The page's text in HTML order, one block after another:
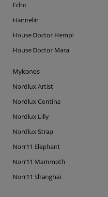
Echo
Hannelin
House Doctor Hempi
House Doctor Mara
Mykonos
Nordlux Artist
Nordlux Contina
Nordlux Lilly
Nordlux Strap
Norr11 Elephant
Norr11 Mammoth
Norr11 Shanghai